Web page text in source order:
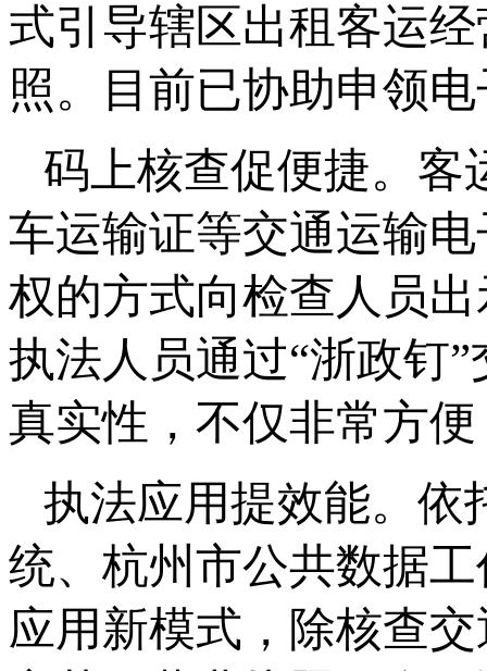
式引导辖区出租客运
照。目前已协助申领
码上核查促便捷。客
车运输证等交通运输
权的方式向检查人员
执法人员通过“浙政钉
真实性，不仅非常方
执法应用提效能。依
统、杭州市公共数据
应用新模式，除核查